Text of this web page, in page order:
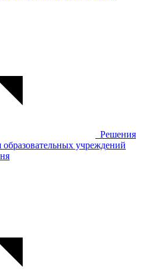
Решения
образовательных учреждений